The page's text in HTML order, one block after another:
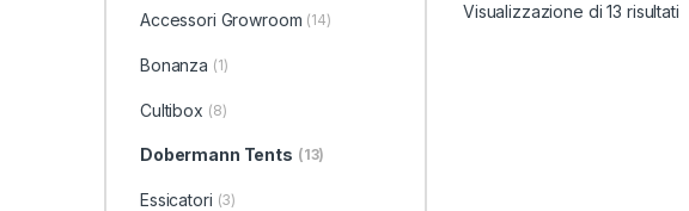
Visualizzazione di 13 risultati
Accessori Growroom (14)
Bonanza (1)
Cultibox (8)
Dobermann Tents (13)
Essicatori (3)